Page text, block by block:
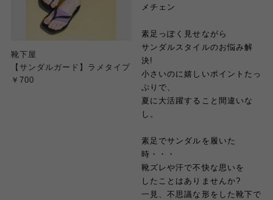
靴下屋
【サンダルガード】ラメタイプ
￥700
メチェン
素足っぽく見せながら
サンダルスタイルのお悩み解
決!
小さいのに嬉しいポイントたっ
ぷりで、
夏に大活躍すること間違いな
し。
素足でサンダルを履いた
時・・・
靴ズレや汗で不快な思いを
したことはありませんか?
一見、不思議な形をした靴下で